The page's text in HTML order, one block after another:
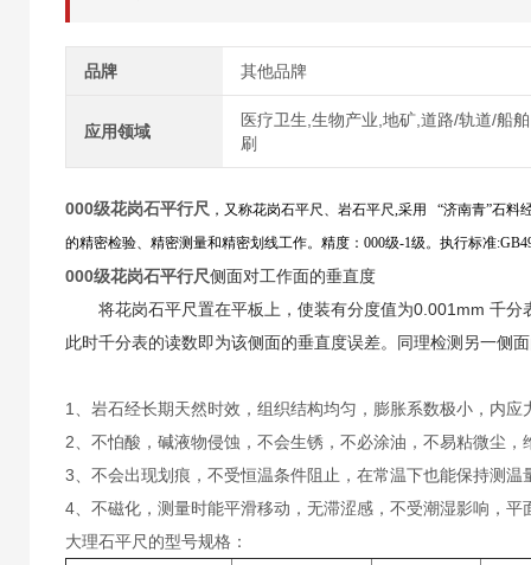
品牌 其他品牌
应用领域
医疗卫生,生物产业,地矿,道路/轨道/船
刷
000级花岗石平行尺 ，又称花岗石平尺、岩石平尺,采用 “济南青”石
的精密检验、精密测量和精密划线工作。精度：000级-1级。执行标准
000级花岗石平行尺侧面对工作面的垂直度
将花岗石平尺置在平板上，使装有分度值为0.001mm 千分
此时千分表的读数即为该侧面的垂直度误差。同理检测另一侧
1、岩石经长期天然时效，组织结构均匀，膨胀系数极小，内
2、不怕酸，碱液物侵蚀，不会生锈，不必涂油，不易粘微尘
3、不会出现划痕，不受恒温条件阻止，在常温下也能保持测温
4、不磁化，测量时能平滑移动，无滞涩感，不受潮湿影响，平
大理石平尺的型号规格：